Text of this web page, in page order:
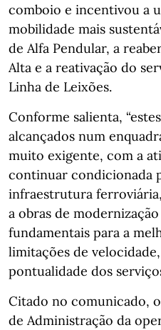
comboio e incentivou a
mobilidade mais
de Alfa Pendular, a
Alta e a reativação do
Linha de Leixões.
Conforme salienta,
alcançados num
muito exigente, com a
continuar condicionada
infraestrutura
a obras de
fundamentais para a
limitações de
pontualidade dos
Citado no comunicado,
de Administração da